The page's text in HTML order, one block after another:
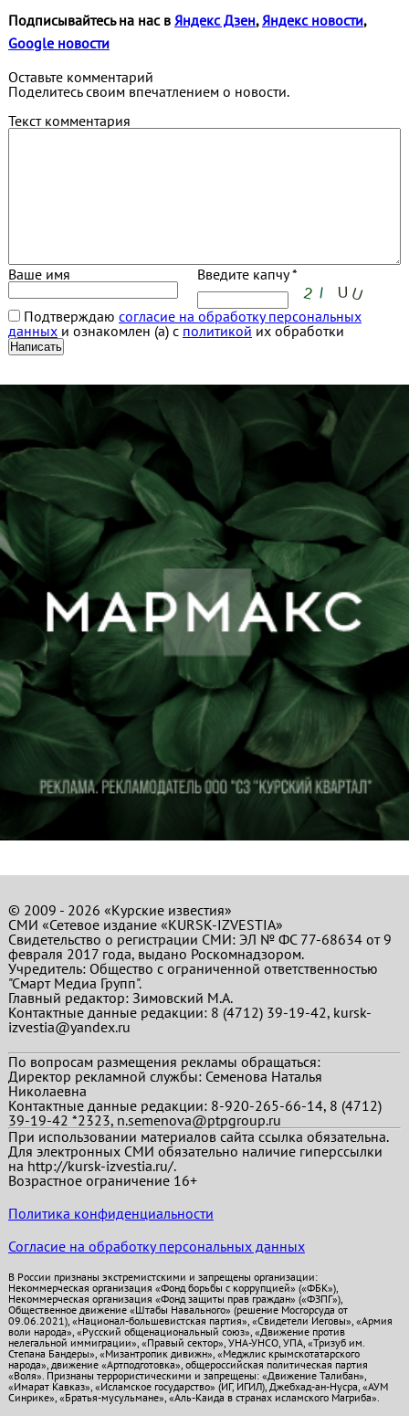
Подписывайтесь на нас в Яндекс Дзен, Яндекс новости,
Google новости
Оставьте комментарий
Поделитесь своим впечатлением о новости.
Текст комментария
Ваше имя Введите капчу *
Подтверждаю согласие на обработку персональных
данныхи ознакомлен (а) с политикой их обработки
© 2009 - 2026 «Курские известия»
СМИ «Сетевое издание «KURSK-IZVESTIA»
Свидетельство о регистрации СМИ: ЭЛ № ФС 77-68634 от 9
февраля 2017 года, выдано Роскомнадзором.
Учредитель: Общество с ограниченной ответственностью
"Смарт Медиа Групп".
Главный редактор:Зимовский М.А.
Контактные данные редакции: 8 (4712) 39-19-42, kursk-
izvestia@yandex.ru
По вопросам размещения рекламы обращаться:
Директор рекламной службы: Семенова Наталья
Николаевна
Контактные данные редакции: 8-920-265-66-14, 8 (4712)
39-19-42 *2323, n.semenova@ptpgroup.ru
При использовании материалов сайта ссылка обязательна.
Для электронных СМИ обязательно наличие гиперссылки
на http://kursk-izvestia.ru/.
Возрастное ограничение 16+
Политика конфиденциальности
Согласие на обработку персональных данных
В России признаны экстремистскими и запрещены организации:
Некоммерческая организация «Фонд борьбы с коррупцией» («ФБК»),
Некоммерческая организация «Фонд защиты прав граждан» («ФЗПГ»),
Общественное движение «Штабы Навального» (решение Мосгорсуда от
09.06.2021), «Национал-большевистская партия», «Свидетели Иеговы», «Армия
воли народа», «Русский общенациональный союз», «Движение против
нелегальной иммиграции», «Правый сектор», УНА-УНСО, УПА, «Тризуб им.
Степана Бандеры», «Мизантропик дивижн», «Меджлис крымскотатарского
народа», движение «Артподготовка», общероссийская политическая партия
«Воля». Признаны террористическими и запрещены: «Движение Талибан»,
«Имарат Кавказ», «Исламское государство» (ИГ, ИГИЛ), Джебхад-ан-Нусра, «АУМ
Синрике», «Братья-мусульмане», «Аль-Каида в странах исламского Магриба».